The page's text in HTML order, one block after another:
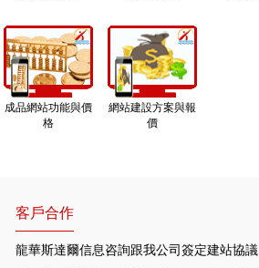
成品網站功能與價
格
網站建設方案與報
價
客戶合作
龍華斯達爾信息咨詢跟我公司簽定建站協議